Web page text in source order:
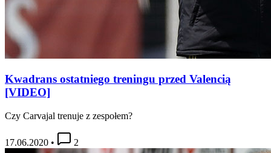
Kwadrans ostatniego treningu przed Valencią
[VIDEO]
Czy Carvajal trenuje z zespołem?
17.06.2020 • 2